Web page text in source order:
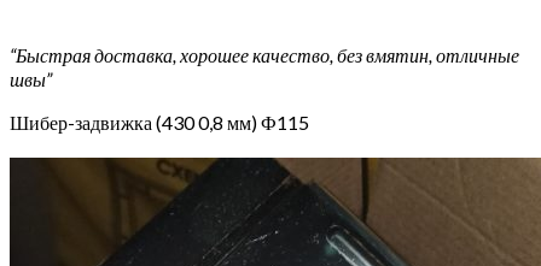
“Быстрая доставка, хорошее качество, без вмятин, отличные
швы”
Шибер-задвижка (430 0,8 мм) Ф115